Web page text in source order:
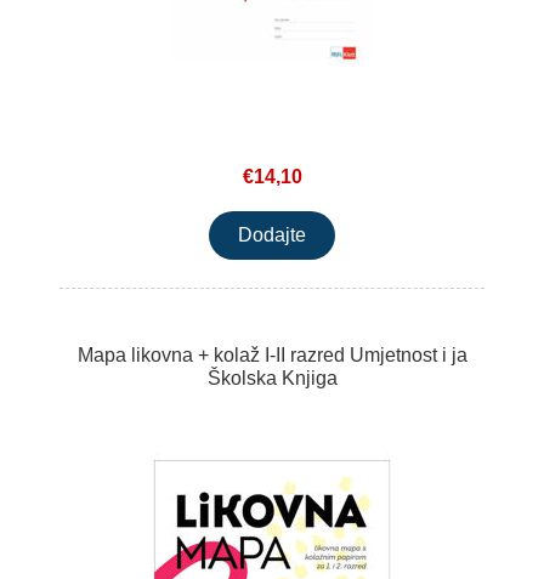
€14,10
Mapa likovna + kolaž I-II razred Umjetnost i ja
Školska Knjiga